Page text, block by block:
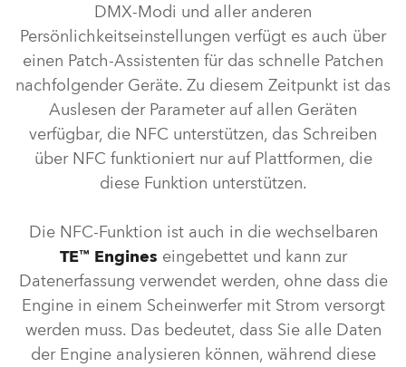
DMX-Modi und aller anderen
Persönlichkeitseinstellungen verfügt es auch über
einen Patch-Assistenten für das schnelle Patchen
nachfolgender Geräte. Zu diesem Zeitpunkt ist das
Auslesen der Parameter auf allen Geräten
verfügbar, die NFC unterstützen, das Schreiben
über NFC funktioniert nur auf Plattformen, die
diese Funktion unterstützen.
Die NFC-Funktion ist auch in die wechselbaren
TE™ Engines eingebettet und kann zur
Datenerfassung verwendet werden, ohne dass die
Engine in einem Scheinwerfer mit Strom versorgt
werden muss. Das bedeutet, dass Sie alle Daten
der Engine analysieren können, während diese